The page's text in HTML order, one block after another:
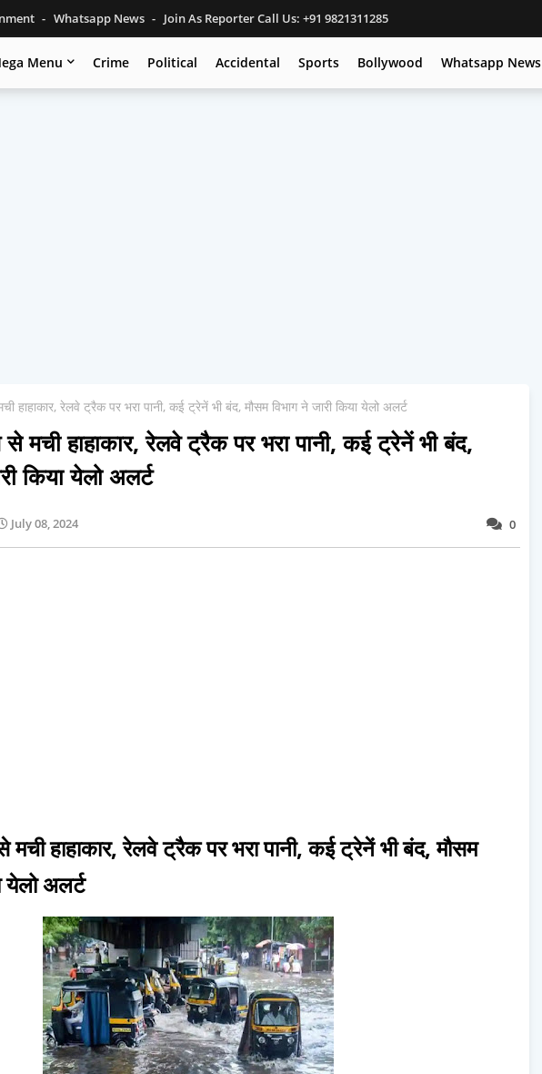
Whatsapp News Join As Reporter Call Us: +91 9821311285
Menu Crime Political Accidental Sports Bollywood Whatsapp News
हाहाकार, रेलवे ट्रैक पर भरा पानी, कई ट्रेनें भी बंद, मौसम विभाग ने जारी किया येलो अलर्ट
से मची हाहाकार, रेलवे ट्रैक पर भरा पानी, कई ट्रेनें भी बंद,
किया येलो अलर्ट
0
July 08, 2024
मची हाहाकार, रेलवे ट्रैक पर भरा पानी, कई ट्रेनें भी बंद, मौसम
येलो अलर्ट